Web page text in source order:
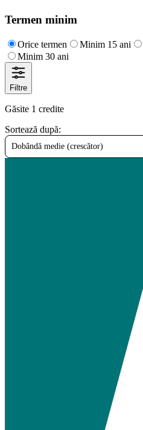
Termen minim
Orice termen Minim 15 ani
Minim 30 ani
Filtre
Găsite 1 credite
Sortează după:
Dobândă medie (crescător)